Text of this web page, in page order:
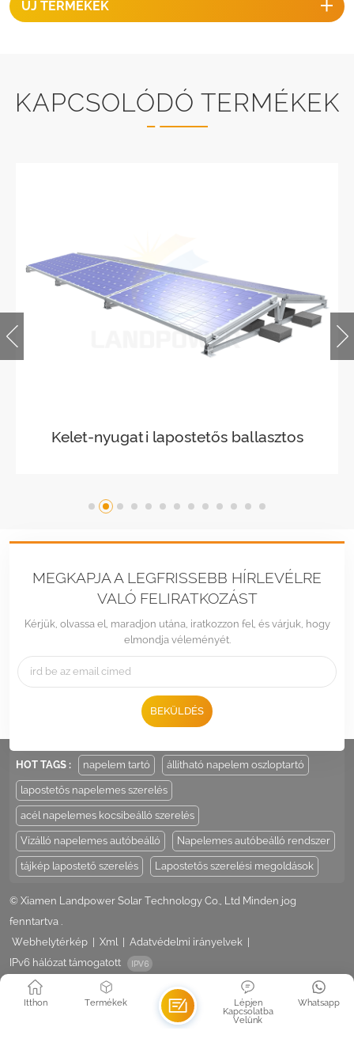
ÚJ TERMÉKEK
KAPCSOLÓDÓ TERMÉKEK
Balasztos lapostetős szerelési táj
MEGKAPJA A LEGFRISSEBB HÍRLEVÉLRE
VALÓ FELIRATKOZÁST
Kérjük, olvassa el, maradjon utána, iratkozzon fel, és várjuk, hogy
elmondja véleményét.
BEKÜLDÉS
Tel : +86 -592-6212776
Sales@LandpowerSolar.com
HOT TAGS : napelem tartó állítható napelem oszloptartó
lapostetős napelemes szerelés
acél napelemes kocsibeálló szerelés
Vízálló napelemes autóbeálló Napelemes autóbeálló rendszer
tájkép lapostető szerelés Lapostetős szerelési megoldások
© Xiamen Landpower Solar Technology Co., Ltd Minden jog
fenntartva .
Webhelytérkép
Xml Adatvédelmi irányelvek
IPv6 hálózat támogatott
Itthon Termékek Whatsapp
Lépjen
Kapcsolatba
Velünk